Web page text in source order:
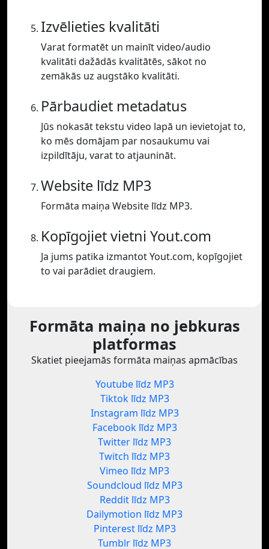
Izvēlieties kvalitāti
Varat formatēt un mainīt video/audio
kvalitāti dažādās kvalitātēs, sākot no
zemākās uz augstāko kvalitāti.
Pārbaudiet metadatus
Jūs nokasāt tekstu video lapā un ievietojat to,
ko mēs domājam par nosaukumu vai
izpildītāju, varat to atjaunināt.
Website līdz MP3
Formāta maiņa Website līdz MP3.
Kopīgojiet vietni Yout.com
Ja jums patika izmantot Yout.com, kopīgojiet
to vai parādiet draugiem.
Formāta maiņa no jebkuras
platformas
Skatiet pieejamās formāta maiņas apmācības
Youtube līdz MP3
Tiktok līdz MP3
Instagram līdz MP3
Facebook līdz MP3
Twitter līdz MP3
Twitch līdz MP3
Vimeo līdz MP3
Soundcloud līdz MP3
Reddit līdz MP3
Dailymotion līdz MP3
Pinterest līdz MP3
Tumblr līdz MP3